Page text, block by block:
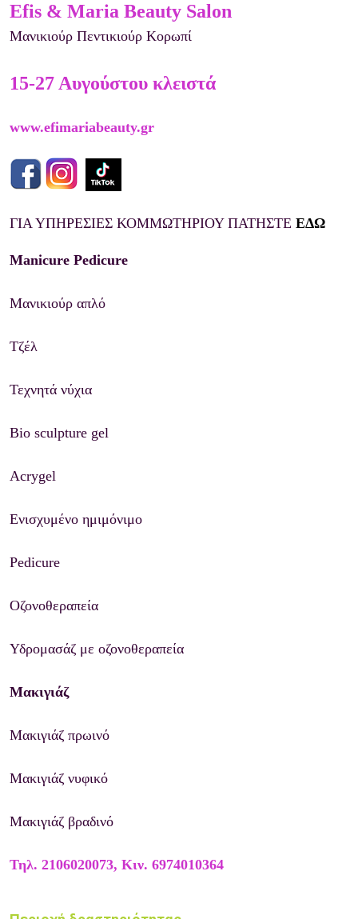
Efis & Maria Beauty Salon
Μανικιούρ Πεντικιούρ Κορωπί
15-27 Αυγούστου κλειστά
www.efimariabeauty.gr
ΓΙΑ ΥΠΗΡΕΣΙΕΣ ΚΟΜΜΩΤΗΡΙΟΥ ΠΑΤΗΣΤΕ ΕΔΩ
Manicure Pedicure
Μανικιούρ απλό
Τζέλ
Τεχνητά νύχια
Bio sculpture gel
Acrygel
Ενισχυμένο ημιμόνιμο
Pedicure
Οζονοθεραπεία
Υδρομασάζ με οζονοθεραπεία
Μακιγιάζ
Μακιγιάζ πρωινό
Μακιγιάζ νυφικό
Μακιγιάζ βραδινό
Τηλ. 2106020073, Κιν. 6974010364